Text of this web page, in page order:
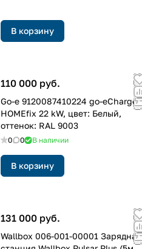
В корзину
110 000 руб.
Go-e 9120087410224 go-eCharger
HOMEfix 22 kW, цвет: Белый,
оттенок: RAL 9003
0 0 В наличии
В корзину
131 000 руб.
Wallbox 006-001-00001 Зарядная